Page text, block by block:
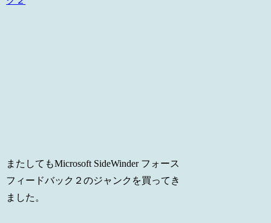
またしてもMicrosoft SideWinder フォース
フィードバック２のジャンクを買ってき
ました。